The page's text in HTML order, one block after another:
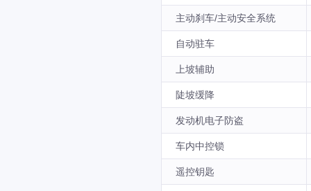
主动刹车/主动安全系统
自动驻车
上坡辅助
陡坡缓降
发动机电子防盗
车内中控锁
遥控钥匙